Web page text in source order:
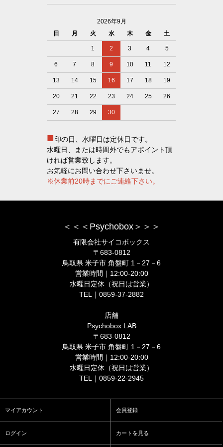
2026年9月
日
月 火 水 木 金 土
1 2 3 4 5
6 7 8 9 10 11 12
13 14 15 16 17 18 19
20 21 22 23 24 25 26
27 28 29 30
■印の日、水曜日は定休日です。
水曜日、または時間外でもアポイント頂
ければ営業致します。
お気軽にお問い合わせ下さいませ。
※休業前20時までにご連絡下さい。
＜＜＜Psychobox＞＞＞
有限会社サイコボックス
〒683-0812
鳥取県 米子市 角盤町 1－27－6
営業時間｜12:00-20:00
水曜日定休（祝日は営業）
TEL｜0859-37-2882
店舗
Psychobox LAB
〒683-0812
鳥取県 米子市 角盤町 1－27－6
営業時間｜12:00-20:00
水曜日定休（祝日は営業）
TEL｜0859-22-2945
マイアカウント 会員登録
ログイン カートを見る